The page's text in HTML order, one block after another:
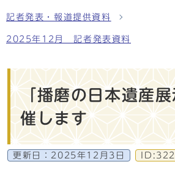
記者発表・報道提供資料
2025年12月 記者発表資料
「播磨の日本遺産
催します
更新日： 2025年12月3日